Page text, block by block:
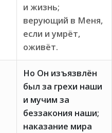
и жизнь;
верующий в Меня,
если и умрёт,
оживёт.
Но Он изъязвлён
был за грехи наши
и мучим за
беззакония наши;
наказание мира